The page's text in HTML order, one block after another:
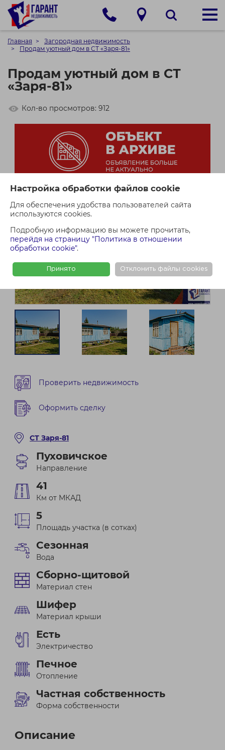
Настройка обработки файлов cookie
Для обеспечения удобства пользователей сайта
используются cookies.
Подробную информацию вы можете прочитать,
перейдя на страницу "Политика в отношении
обработки cookie".
Принято Отклонить файлы cookies
Главная
Загородная недвижимость
Продам уютный дом в СТ «Заря-81»
Продам уютный дом в СТ
«Заря-81»
Кол-во просмотров: 912
Проверить недвижимость
Оформить сделку
СТ Заря-81
Пуховичское
Направление
41
Км от МКАД
5
Площадь участка (в сотках)
Сезонная
Вода
Сборно-щитовой
Материал стен
Шифер
Материал крыши
Есть
Электричество
Печное
Отопление
Частная собственность
Форма собственности
Описание